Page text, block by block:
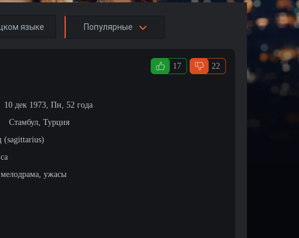
языке Популярные
17 22
10 дек 1973, Пн, 52 года
Стамбул, Турция
(sagittarius)
ужасы